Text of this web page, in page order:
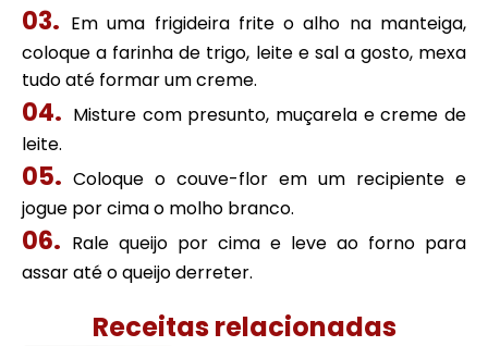
Em uma frigideira frite o alho na manteiga,
coloque a farinha de trigo, leite e sal a gosto, mexa
tudo até formar um creme.
Misture com presunto, muçarela e creme de
leite.
Coloque o couve-flor em um recipiente e
jogue por cima o molho branco.
Rale queijo por cima e leve ao forno para
assar até o queijo derreter.
Receitas relacionadas